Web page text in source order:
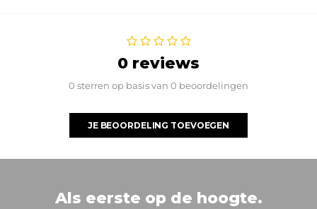
0 reviews
0 sterren op basis van 0 beoordelingen
JE BEOORDELING TOEVOEGEN
Als eerste op de hoogte.